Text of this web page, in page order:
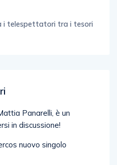
i telespettatori tra i tesori
Panarelli, è un
in discussione!
nuovo singolo